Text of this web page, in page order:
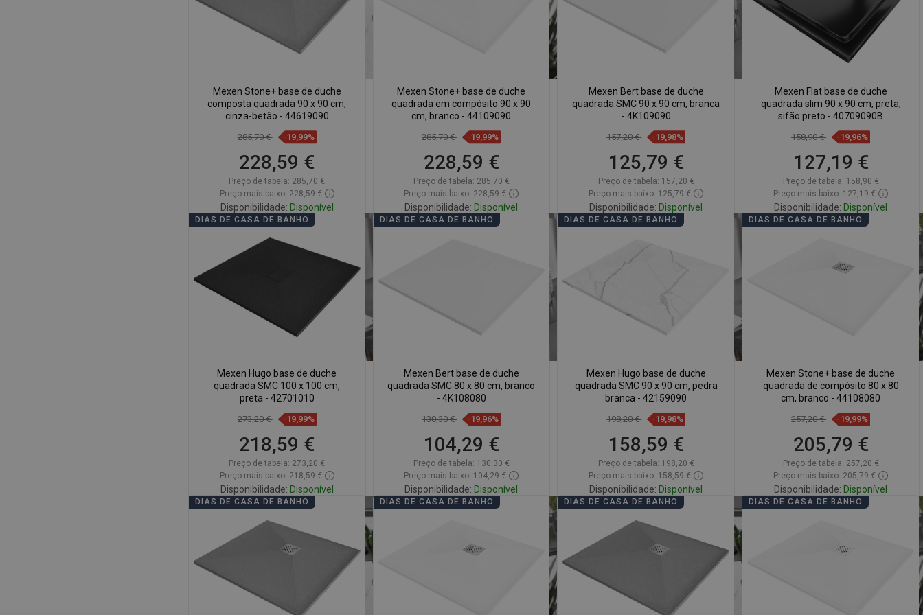
Mexen Stone+ base de duche
composta quadrada 90 x 90 cm,
cinza-betão - 44619090
285,70 € -19,99%
228,59 €
Preço de tabela: 285,70 €
Preço mais baixo: 228,59 €
Disponibilidade: Disponível
Adicionar
Favoritos
Comparar
Mexen Stone+ base de duche
quadrada em compósito 90 x 90
cm, branco - 44109090
285,70 € -19,99%
228,59 €
Preço de tabela: 285,70 €
Preço mais baixo: 228,59 €
Disponibilidade: Disponível
Mexen Bert base de duche
quadrada SMC 90 x 90 cm, branca
- 4K109090
157,20 € -19,98%
125,79 €
Preço de tabela: 157,20 €
Preço mais baixo: 125,79 €
Disponibilidade: Disponível
Comparar
Mexen Flat base de duche
quadrada slim 90 x 90 cm, preta,
sifão preto - 40709090B
158,90 € -19,96%
127,19 €
Preço de tabela: 158,90 €
Preço mais baixo: 127,19 €
Disponibilidade: Disponível
DIAS DE CASA DE BANHO
Mexen Hugo base de duche
quadrada SMC 100 x 100 cm,
preta - 42701010
273,20 € -19,99%
218,59 €
Preço de tabela: 273,20 €
Preço mais baixo: 218,59 €
Disponibilidade: Disponível
Favoritos
Comparar
DIAS DE CASA DE BANHO
Mexen Bert base de duche
quadrada SMC 80 x 80 cm, branco
- 4K108080
130,30 € -19,96%
104,29 €
Preço de tabela: 130,30 €
Preço mais baixo: 104,29 €
Disponibilidade: Disponível
DIAS DE CASA DE BANHO
Mexen Hugo base de duche
quadrada SMC 90 x 90 cm, pedra
branca - 42159090
198,20 € -19,98%
158,59 €
Preço de tabela: 198,20 €
Preço mais baixo: 158,59 €
Disponibilidade: Disponível
Favoritos
Comparar
DIAS DE CASA DE BANHO
Mexen Stone+ base de duche
quadrada de compósito 80 x 80
cm, branco - 44108080
257,20 € -19,99%
205,79 €
Preço de tabela: 257,20 €
Preço mais baixo: 205,79 €
Disponibilidade: Disponível
DIAS DE CASA DE BANHO DIAS DE CASA DE BANHO DIAS DE CASA DE BANHO DIAS DE CASA DE BANHO
CROATIAN
SLOVENIAN